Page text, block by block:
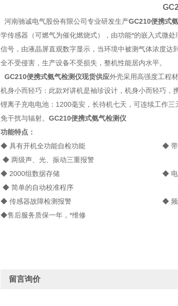
河南驰诚电气股份有限公司专业研发生产GC210便携式
学传感器（可燃气为催化燃烧式），由功能*的嵌入式微
信号，由液晶屏直观数字显示，当环境中被测气体浓度
全不受侵害，生产设备不受损失，整机性能居内水平。
GC210便携式氨气检测仪现货供应外壳采用高强度工程
机身小而轻巧：此款对讲机是袖珍设计，机身小而轻巧，
锂离子充电电池：1200毫安，长待机七天，可连续工作
免干扰与辐射。 GC210便携式氨气检测仪
功能特点：
◆ 具有开机全功能自检功能 ◆ 带背光大
◆ 两级声、光、振动三重报警
◆ 2000组数据存储 ◆ 电池电量实
◆ 简单的自动校准程序
◆ 传感器故障检测报警 ◆ 频率
◆售后服务质保一年，*维修
留言询价